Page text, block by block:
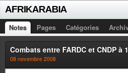
AFRIKARABIA
Notes Pages Catégories
Combats entre FARDC et CNDP à
08 novembre 2008